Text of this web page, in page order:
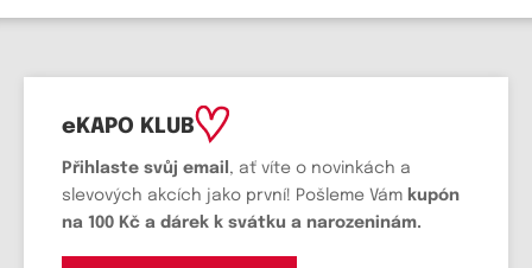
eKAPO KLUB
Přihlaste svůj email , ať víte o novinkách a
slevových akcích jako první! Pošleme Vám kupón
na 100 Kč a dárek k svátku a narozeninám.